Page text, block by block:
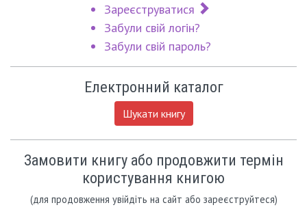
Зареєструватися
Забули свій логін?
Забули свій пароль?
Електронний каталог
Шукати книгу
Замовити книгу або продовжити термін
користування книгою
(для продовження увійдіть на сайт або зареєструйтеся)